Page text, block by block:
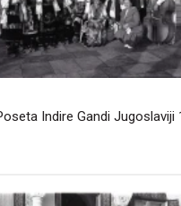
Indire Gandi Jugoslaviji